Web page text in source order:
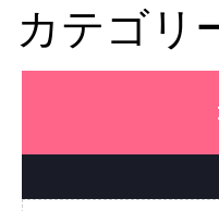
カテゴリ